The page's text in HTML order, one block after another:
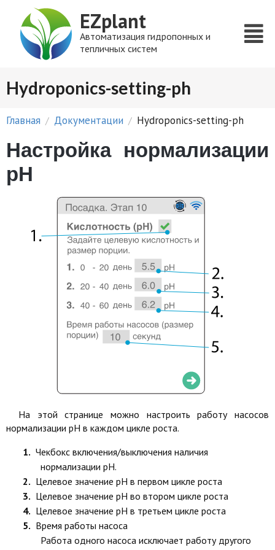
EZplant
Автоматизация гидропонных и
тепличных систем
Hydroponics-setting-ph
Главная / Документации / Hydroponics-setting-ph
Настройка нормализации
pH
На этой странице можно настроить работу насосов
нормализации pH в каждом цикле роста.
Чекбокс включения/выключения наличия
нормализации pH.
Целевое значение pH в первом цикле роста
Целевое значение pH во втором цикле роста
Целевое значение pH в третьем цикле роста
Время работы насоса
Работа одного насоса исключает работу другого